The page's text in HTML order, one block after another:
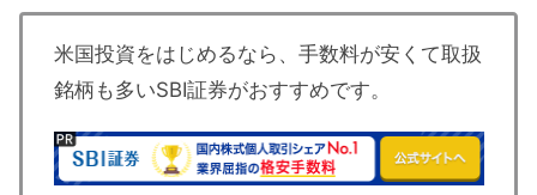
米国投資をはじめるなら、手数料が安くて取扱
銘柄も多いSBI証券がおすすめです。